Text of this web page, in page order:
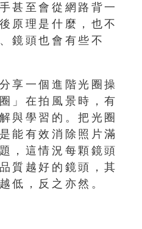
甚至會從網路背一
原理是什麼，也不
鏡頭也會有些不
享一個進階光圈操
」在拍風景時，有
與學習的。把光圈
能有效消除照片滿
，這情況每顆鏡頭
質越好的鏡頭，其
低，反之亦然。